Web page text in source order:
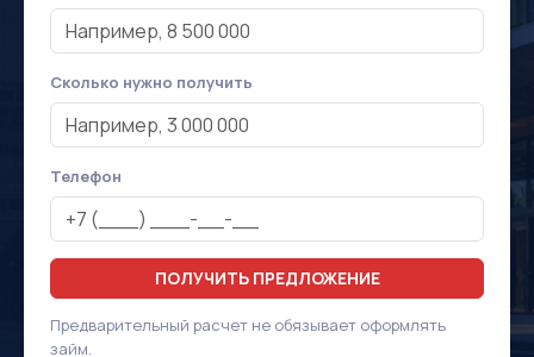
Сколько нужно получить
Телефон
ПОЛУЧИТЬ ПРЕДЛОЖЕНИЕ
Предварительный расчет не обязывает оформлять
займ.